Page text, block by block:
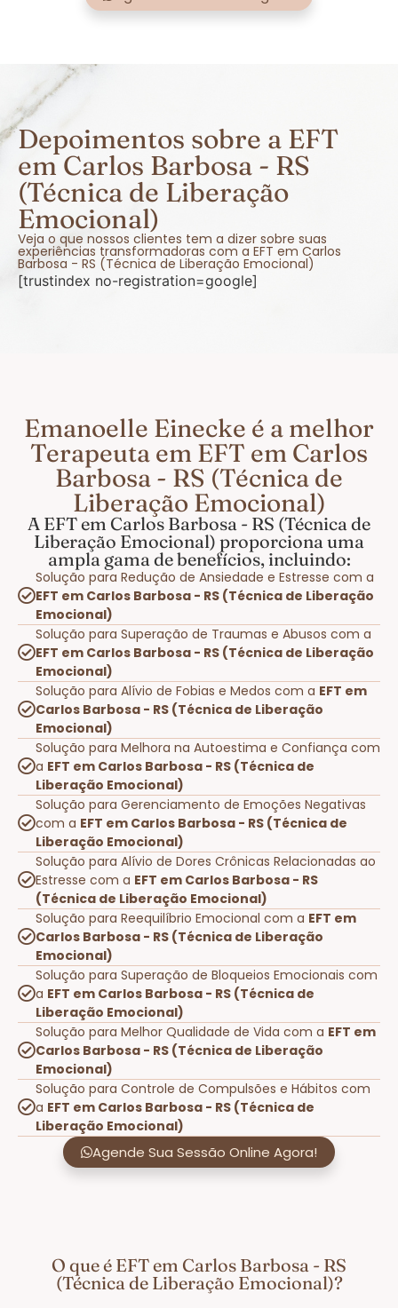
Depoimentos sobre a EFT
em Carlos Barbosa - RS
(Técnica de Liberação
Emocional)
Veja o que nossos clientes tem a dizer sobre suas
experiências transformadoras com a EFT em Carlos
Barbosa - RS (Técnica de Liberação Emocional)
[trustindex no-registration=google]
Emanoelle Einecke é a melhor
Terapeuta em EFT em Carlos
Barbosa - RS (Técnica de
Liberação Emocional)
A EFT em Carlos Barbosa - RS (Técnica de
Liberação Emocional) proporciona uma
ampla gama de benefícios, incluindo:
Solução para Redução de Ansiedade e Estresse com a
EFT em Carlos Barbosa - RS (Técnica de Liberação
Emocional)
Solução para Superação de Traumas e Abusos com a
EFT em Carlos Barbosa - RS (Técnica de Liberação
Emocional)
Solução para Alívio de Fobias e Medos com a EFT em
Carlos Barbosa - RS (Técnica de Liberação
Emocional)
Solução para Melhora na Autoestima e Confiança com
a EFT em Carlos Barbosa - RS (Técnica de
Liberação Emocional)
Solução para Gerenciamento de Emoções Negativas
com a EFT em Carlos Barbosa - RS (Técnica de
Liberação Emocional)
Solução para Alívio de Dores Crônicas Relacionadas ao
Estresse com a EFT em Carlos Barbosa - RS
(Técnica de Liberação Emocional)
Solução para Reequilíbrio Emocional com a EFT em
Carlos Barbosa - RS (Técnica de Liberação
Emocional)
Solução para Superação de Bloqueios Emocionais com
a EFT em Carlos Barbosa - RS (Técnica de
Liberação Emocional)
Solução para Melhor Qualidade de Vida com a EFT em
Carlos Barbosa - RS (Técnica de Liberação
Emocional)
Solução para Controle de Compulsões e Hábitos com
a EFT em Carlos Barbosa - RS (Técnica de
Liberação Emocional)
Agende Sua Sessão Online Agora!
O que é EFT em Carlos Barbosa - RS
(Técnica de Liberação Emocional)?